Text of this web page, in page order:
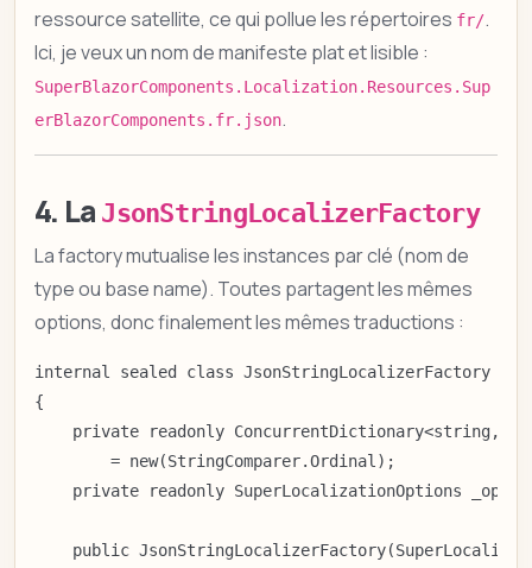
ressource satellite, ce qui pollue les répertoires fr/.
Ici, je veux un nom de manifeste plat et lisible :
SuperBlazorComponents.Localization.Resources.Sup
erBlazorComponents.fr.json.
4. La JsonStringLocalizerFactory
La factory mutualise les instances par clé (nom de
type ou base name). Toutes partagent les mêmes
options, donc finalement les mêmes traductions :
internal sealed class JsonStringLocalizerFactory :
{
private readonly ConcurrentDictionary<string,
        = new(StringComparer.Ordinal);
private readonly SuperLocalizationOptions
public